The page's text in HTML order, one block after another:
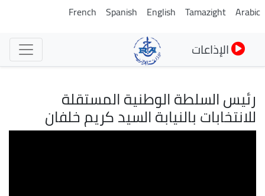
تجاوز
Arabic
Tamazight
English
Spanish
French
الإذاعات
رئيس السلطة الوطنية المستقلة
للانتخابات بالنيابة السيد كريم خلفان